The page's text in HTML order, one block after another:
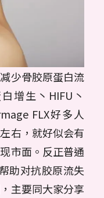
少骨胶原蛋白流
增生丶HIFU丶
FLX好多人
右，就好似会有
市面。反正普通
助对抗胶原流失
主要同大家分享